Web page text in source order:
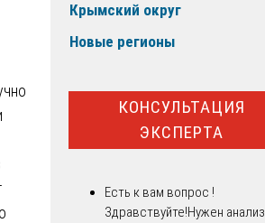
Крымский округ
Новые регионы
КОНСУЛЬТАЦИЯ
ЭКСПЕРТА
Есть к вам вопрос !
Здравствуйте!Нужен анализ